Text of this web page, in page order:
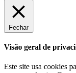
Fechar
Visão geral de
Este site usa cookies